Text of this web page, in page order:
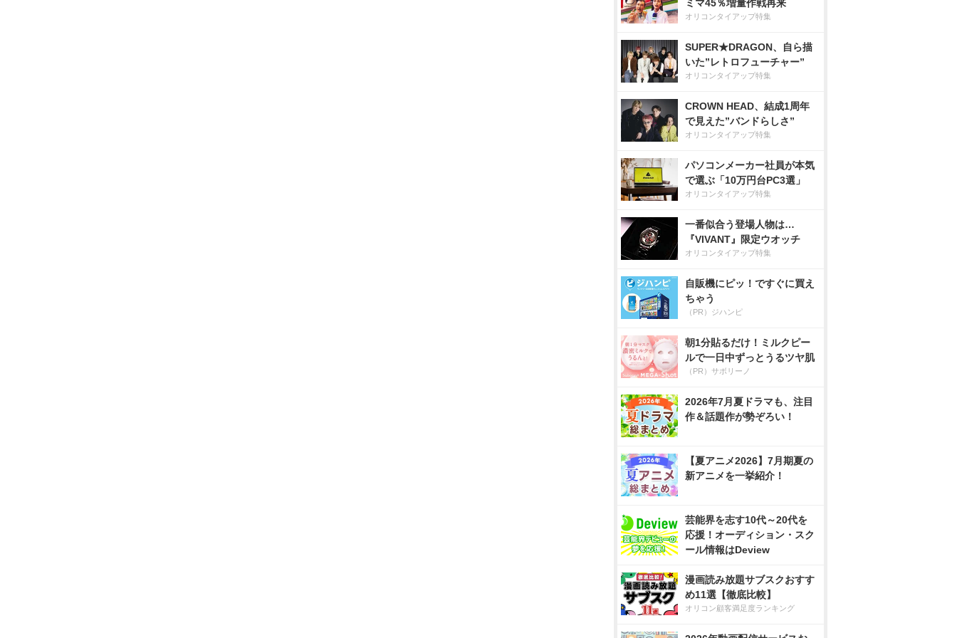
ミマ45％増量作戦再来
オリコンタイアップ特集
SUPER★DRAGON、自ら描
いた”レトロフューチャー”
オリコンタイアップ特集
CROWN HEAD、結成1周年
で見えた”バンドらしさ”
オリコンタイアップ特集
パソコンメーカー社員が本気
で選ぶ「10万円台PC3選」
オリコンタイアップ特集
一番似合う登場人物は…
『VIVANT』限定ウオッチ
オリコンタイアップ特集
自販機にピッ！ですぐに買え
ちゃう
（PR）ジハンピ
朝1分貼るだけ！ミルクピー
ルで一日中ずっとうるツヤ肌
（PR）サボリーノ
2026年7月夏ドラマも、注目
作＆話題作が勢ぞろい！
【夏アニメ2026】7月期夏の
新アニメを一挙紹介！
芸能界を志す10代～20代を
応援！オーディション・スク
ール情報はDeview
漫画読み放題サブスクおすす
め11選【徹底比較】
オリコン顧客満足度ランキング